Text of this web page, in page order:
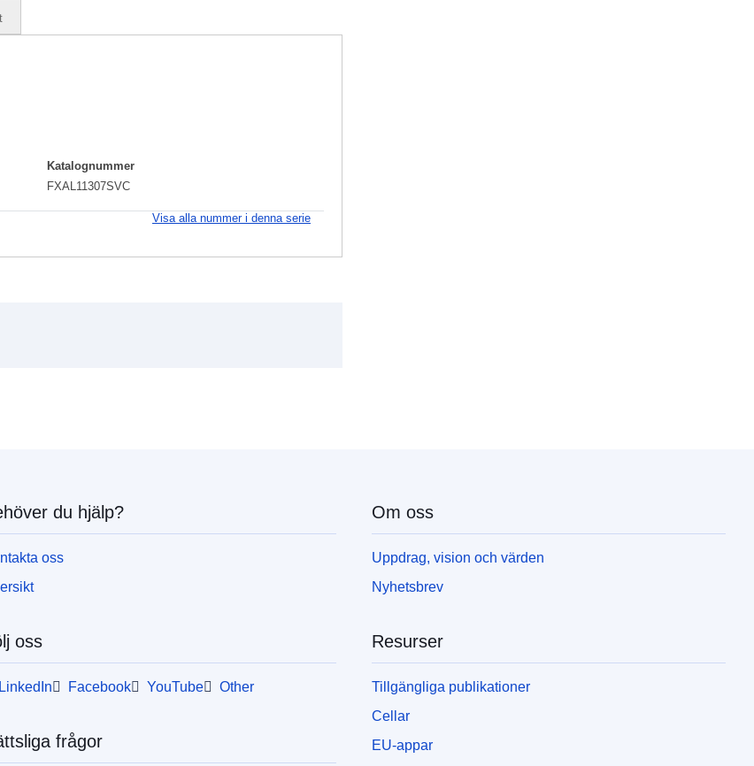
Katalognummer
FXAL11307SVC
Visa alla nummer i denna serie
du hjälp?
oss
oss
LinkedIn Facebook YouTube Other
frågor
Om oss
Uppdrag, vision och värden
Nyhetsbrev
Resurser
Tillgängliga publikationer
Cellar
EU-appar